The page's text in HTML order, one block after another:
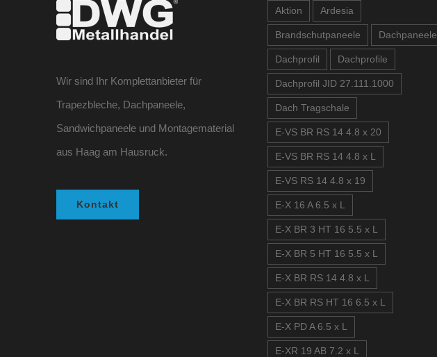
Wir sind Ihr Komplettanbieter für
Trapezbleche, Dachpaneele,
Sandwichpaneele und Montagematerial
aus Haag am Hausruck.
Kontakt
Aktion Ardesia
Brandschutpaneele Dachpaneele
Dachprofil Dachprofile
Dachprofil JID 27.111.1000
Dach Tragschale
E-VS BR RS 14 4.8 x 20
E-VS BR RS 14 4.8 x L
E-VS RS 14 4.8 x 19
E-X 16 A 6.5 x L
E-X BR 3 HT 16 5.5 x L
E-X BR 5 HT 16 5.5 x L
E-X BR RS 14 4.8 x L
E-X BR RS HT 16 6.5 x L
E-X PD A 6.5 x L
E-XR 19 AB 7.2 x L